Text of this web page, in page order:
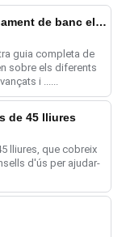
La guia completa de màquines d'entrenament de banc el 2025
guia completa de
sobre els diferents
i ......
de 45 lliures
lliures, que cobreix
d'ús per ajudar-